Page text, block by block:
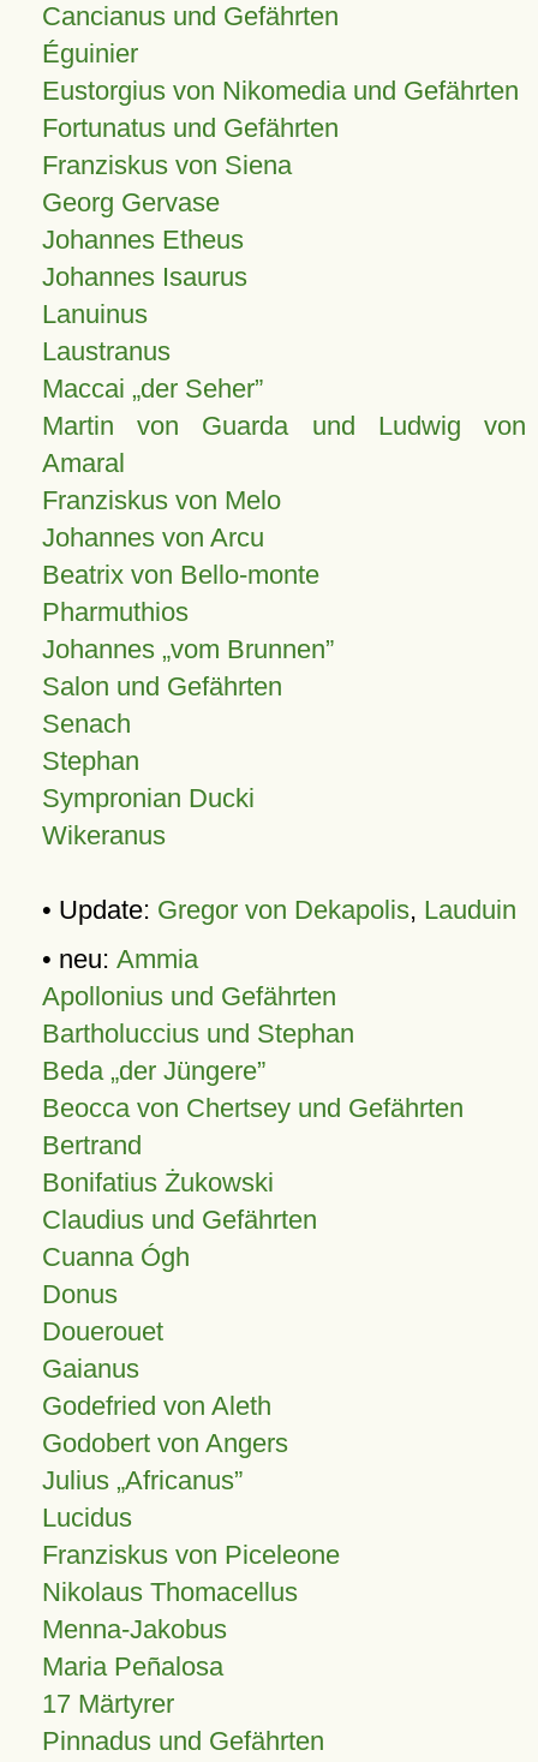
Cancianus und Gefährten
Éguinier
Eustorgius von Nikomedia und Gefährten
Fortunatus und Gefährten
Franziskus von Siena
Georg Gervase
Johannes Etheus
Johannes Isaurus
Lanuinus
Laustranus
Maccai „der Seher”
Martin von Guarda und Ludwig von
Amaral
Franziskus von Melo
Johannes von Arcu
Beatrix von Bello-monte
Pharmuthios
Johannes vom Brunnen
Salon und Gefährten
Senach
Stephan
Sympronian Ducki
Wikeranus
• Update: Gregor von Dekapolis, Lauduin
• neu: Ammia
Apollonius und Gefährten
Bartholuccius und Stephan
Beda „der Jüngere”
Beocca von Chertsey und Gefährten
Bertrand
Bonifatius Żukowski
Claudius und Gefährten
Cuanna Ógh
Donus
Douerouet
Gaianus
Godefried von Aleth
Godobert von Angers
Julius Africanus
Lucidus
Franziskus von Piceleone
Nikolaus Thomacellus
Menna-Jakobus
Maria Peñalosa
17 Märtyrer
Pinnadus und Gefährten